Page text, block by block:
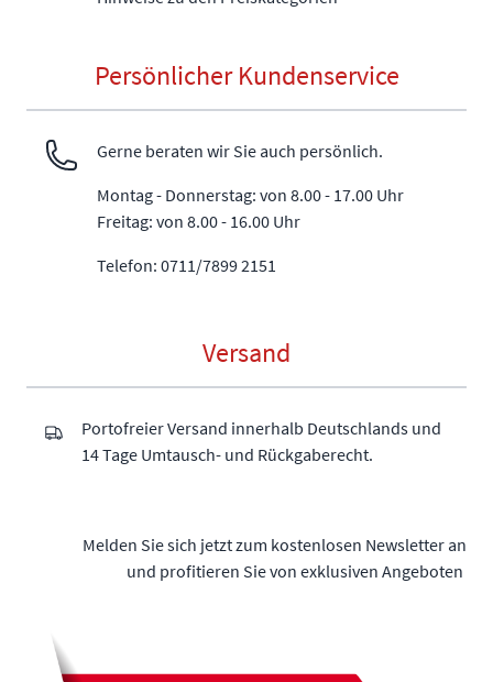
Persönlicher Kundenservice
Gerne beraten wir Sie auch persönlich.
Montag - Donnerstag: von 8.00 - 17.00 Uhr
Freitag: von 8.00 - 16.00 Uhr
Telefon: 0711/7899 2151
Versand
Portofreier Versand innerhalb Deutschlands und
14 Tage Umtausch- und Rückgaberecht.
Melden Sie sich jetzt zum kostenlosen Newsletter an
und profitieren Sie von exklusiven Angeboten